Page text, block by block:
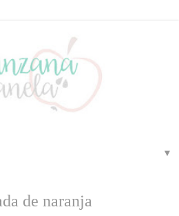
▼
de naranja